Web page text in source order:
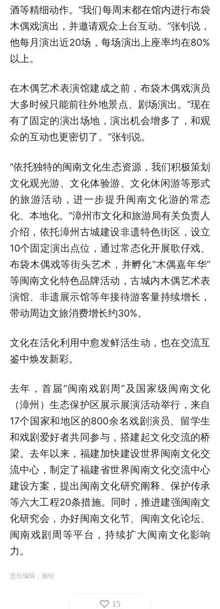
酒等精细动作。“我们每周末都在馆内进行布袋
木偶戏演出，并邀请观众上台互动。”张钊说，
他每月演出近20场，每场演出上座率均在80%
以上。
在木偶艺术表演馆建成之前，布袋木偶戏演员
大多时候只能前往外地景点、剧场演出。“现在
有了固定的演出场地，演出机会增多了，和观
众的互动也更密切了。”张钊说。
“依托独特的闽南文化生态资源，我们积极策划
文化观光游、文化体验游、文化休闲游等形式
的旅游活动，进一步提升闽南文化游的常态
化、本地化。”漳州市文化和旅游局有关负责人
介绍，依托漳州古城建设非遗特色街区，设立
10个固定演出点位，通过常态化开展歌仔戏、
布袋木偶戏等街头艺术，并孵化“木偶嘉年华”
等闽南文化特色品牌活动，古城内木偶艺术表
演馆、非遗展示馆等年接待游客量持续增长，
带动周边文旅消费增长约30%。
文化在活化利用中愈发鲜活生动，也在交流互
鉴中焕发新彩。
去年，首届“闽南戏剧周”及国家级闽南文化
（漳州）生态保护区展示展演活动举行，来自
17个国家和地区的800余名戏剧演员、留学生
和戏剧爱好者共同参与，搭建起文化交流的桥
梁。去年以来，福建加快建设世界闽南文化交
流中心，制定了福建省世界闽南文化交流中心
建设方案，提出闽南文化研究阐释、保护传承
等六大工程20条措施。同时，推进建强闽南文
化研究会，办好闽南文化节、闽南文化论坛、
闽南戏剧周等平台，持续扩大闽南文化影响
力。
责任编辑： 施钰
15